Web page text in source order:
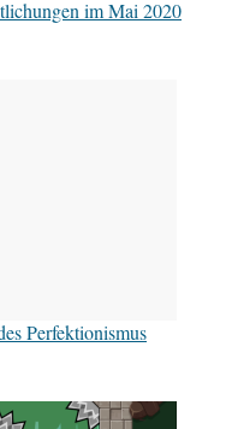
im Mai 2020
Perfektionismus